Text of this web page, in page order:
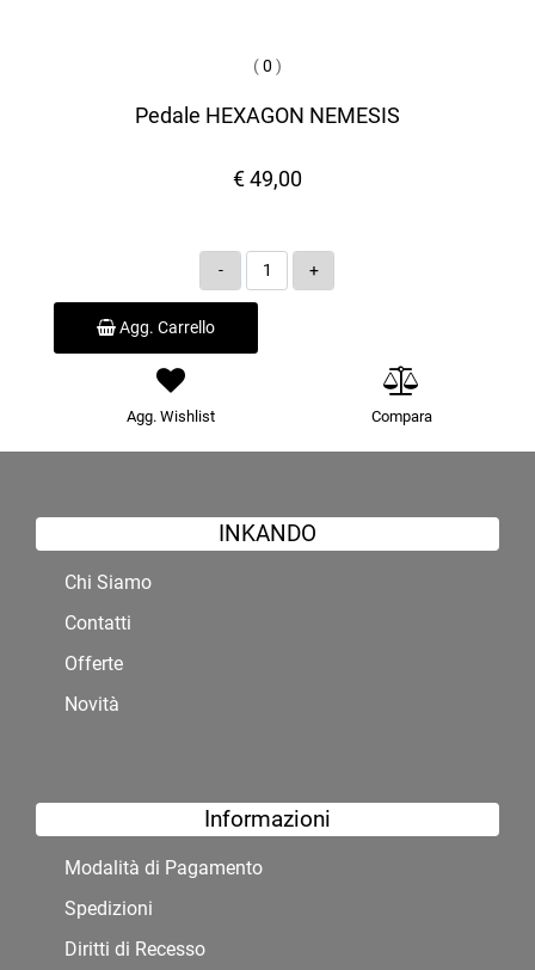
(0 )
Pedale HEXAGON NEMESIS
€ 49,00
Quantità
Agg. Carrello
Agg. Wishlist Compara
INKANDO
Chi Siamo
Contatti
Offerte
Novità
Informazioni
Modalità di Pagamento
Spedizioni
Diritti di Recesso